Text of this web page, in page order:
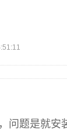
问题是就